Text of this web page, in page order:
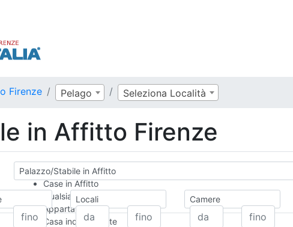
Firenze Pelago Seleziona Località
in Affitto Firenze
Palazzo/Stabile in Affitto
Case in Affitto
Qualsiasi
Appartamento
Casa indipendente
Locali Camere